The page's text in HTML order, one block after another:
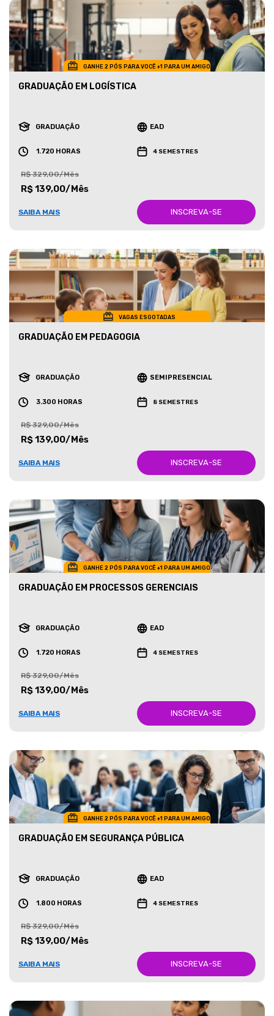
GANHE 2 PÓS PARA VOCÊ +1 PARA UM AMIGO
GRADUAÇÃO EM LOGÍSTICA
GRADUAÇÃO EAD
1.720 HORAS 4 SEMESTRES
R$ 329,00/Mês
R$ 139,00/Mês
SAIBA MAIS INSCREVA-SE
VAGAS ESGOTADAS
GRADUAÇÃO EM PEDAGOGIA
GRADUAÇÃO SEMIPRESENCIAL
3.300 HORAS 8 SEMESTRES
R$ 329,00/Mês
R$ 139,00/Mês
SAIBA MAIS INSCREVA-SE
GANHE 2 PÓS PARA VOCÊ +1 PARA UM AMIGO
GRADUAÇÃO EM PROCESSOS GERENCIAIS
GRADUAÇÃO EAD
1.720 HORAS 4 SEMESTRES
R$ 329,00/Mês
R$ 139,00/Mês
SAIBA MAIS INSCREVA-SE
GANHE 2 PÓS PARA VOCÊ +1 PARA UM AMIGO
GRADUAÇÃO EM SEGURANÇA PÚBLICA
GRADUAÇÃO EAD
1.800 HORAS 4 SEMESTRES
R$ 329,00/Mês
R$ 139,00/Mês
SAIBA MAIS INSCREVA-SE